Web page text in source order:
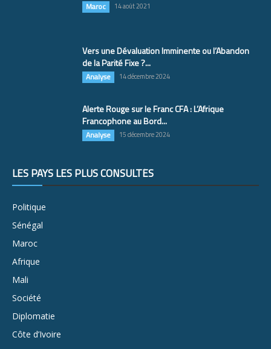
Maroc 14 août 2021
Vers une Dévaluation Imminente ou l’Abandon
de la Parité Fixe ?...
Analyse 14 décembre 2024
Alerte Rouge sur le Franc CFA : L’Afrique
Francophone au Bord...
Analyse 15 décembre 2024
LES PAYS LES PLUS CONSULTÉS
Politique
Sénégal
Maroc
Afrique
Mali
Société
Diplomatie
Côte d’Ivoire